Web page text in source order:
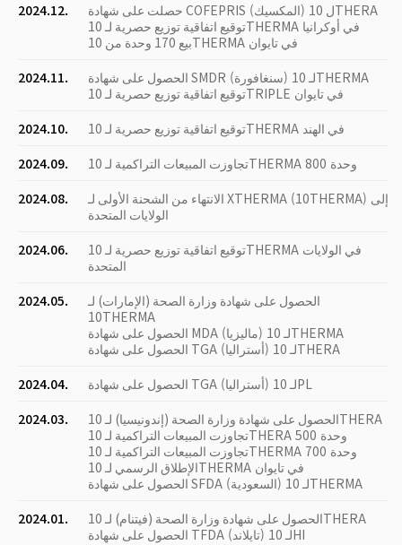
2024.12.
حصلت على شهادة COFEPRIS (المكسيك) ل 10THERA
توقيع اتفاقية توزيع حصرية لـ 10THERMA في أوكرانيا
بيع 170 وحدة من 10THERMA في تايوان
2024.11.
الحصول على شهادة SMDR (سنغافورة) لـ 10THERMA
توقيع اتفاقية توزيع حصرية لـ 10TRIPLE في تايوان
2024.10.
توقيع اتفاقية توزيع حصرية لـ 10THERMA في الهند
2024.09.
تجاوزت المبيعات التراكمية لـ 10THERMA 800 وحدة
2024.08.
الانتهاء من الشحنة الأولى لـ XTHERMA (10THERMA) إلى
الولايات المتحدة
2024.06.
توقيع اتفاقية توزيع حصرية لـ 10THERMA في الولايات
المتحدة
2024.05.
الحصول على شهادة وزارة الصحة (الإمارات) لـ
10THERMA
الحصول على شهادة MDA (ماليزيا) لـ 10THERMA
الحصول على شهادة TGA (أستراليا) لـ 10THERA
2024.04.
الحصول على شهادة TGA (أستراليا) لـ 10PL
2024.03.
الحصول على شهادة وزارة الصحة (إندونيسيا) لـ 10THERA
تجاوزت المبيعات التراكمية لـ 10THERA 500 وحدة
تجاوزت المبيعات التراكمية لـ 10THERMA 700 وحدة
الإطلاق الرسمي لـ 10THERMA في تايوان
الحصول على شهادة SFDA (السعودية) لـ 10THERMA
2024.01.
الحصول على شهادة وزارة الصحة (فيتنام) لـ 10THERA
الحصول على شهادة TFDA (تايلاند) لـ 10HI